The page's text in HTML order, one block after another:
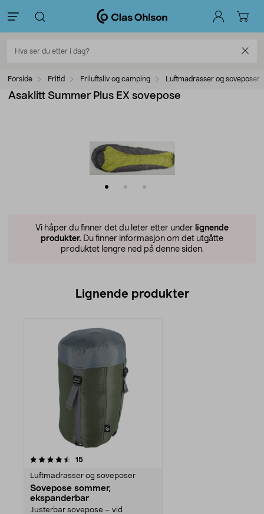
Forside Fritid Friluftsliv og camping Luftmadrasser og soveposer
Asaklitt Summer Plus EX sovepose
Vi håper du finner det du leter etter under lignende
produkter. Du finner informasjon om det utgåtte
produktet lengre ned på denne siden.
Lignende produkter
15anmeldelser
Luftmadrasser og soveposer
Sovepose sommer,
ekspanderbar
Justerbar sovepose – vid